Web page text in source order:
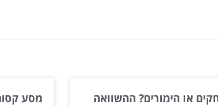
או הימורים? ההשוואה
מסע